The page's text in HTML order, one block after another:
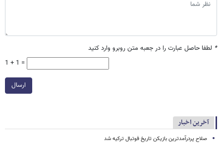
* لطفا حاصل عبارت را در جعبه متن روبرو وارد کنید
1 + 1 =
ارسال
آخرین اخبار
صلاح پردرآمدترین بازیکن تاریخ فوتبال ترکیه شد